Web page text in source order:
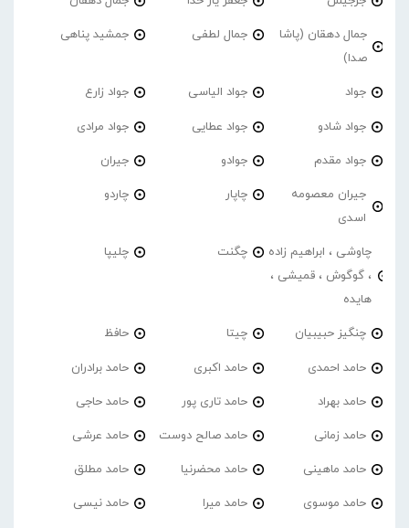
جمال دهقان (پاشا
صدا)
جمال لطفی جمشید پناهی
جواد جواد الیاسی جواد زارع
جواد شادو جواد عطایی جواد مرادی
جواد مقدم جوادو جیران
جیران معصومه
اسدی
چاپار چاردو
چاوشی ، ابراهیم زاده
، گوگوش ، قمیشی ،
هایده
چگنت چلیپا
چنگیز حبیبیان چیتا حافظ
حامد احمدی حامد اکبری حامد برادران
حامد بهراد حامد تاری پور حامد حاجی
حامد زمانی حامد صالح دوست حامد عرشی
حامد ماهینی حامد محضرنیا حامد مطلق
حامد موسوی حامد میرا حامد نیسی